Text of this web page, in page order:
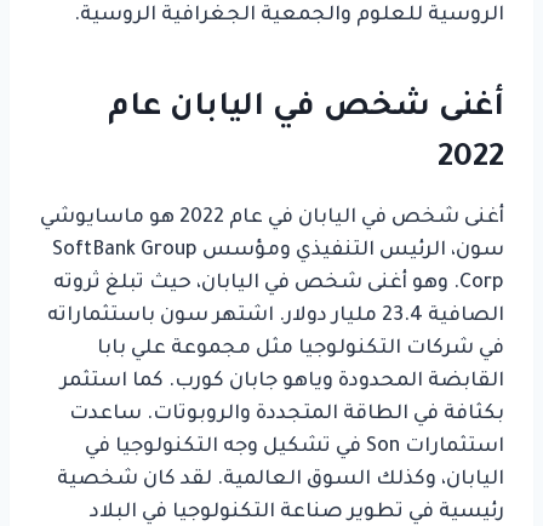
الروسية للعلوم والجمعية الجغرافية الروسية.
أغنى شخص في اليابان عام
2022
أغنى شخص في اليابان في عام 2022 هو ماسايوشي
سون، الرئيس التنفيذي ومؤسس SoftBank Group
Corp. وهو أغنى شخص في اليابان، حيث تبلغ ثروته
الصافية 23.4 مليار دولار. اشتهر سون باستثماراته
في شركات التكنولوجيا مثل مجموعة علي بابا
القابضة المحدودة وياهو جابان كورب. كما استثمر
بكثافة في الطاقة المتجددة والروبوتات. ساعدت
استثمارات Son في تشكيل وجه التكنولوجيا في
اليابان، وكذلك السوق العالمية. لقد كان شخصية
رئيسية في تطوير صناعة التكنولوجيا في البلاد